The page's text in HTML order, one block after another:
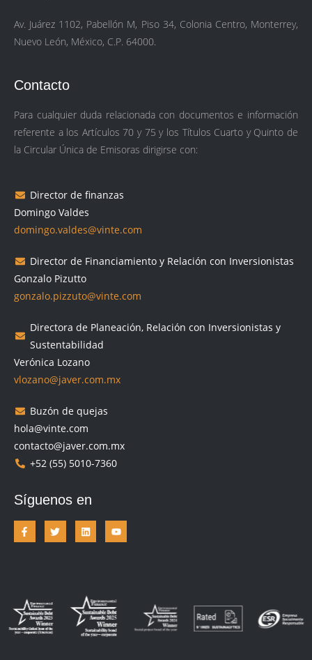
Av. Juárez 1102, Pabellón M, Piso 34, Colonia Centro, Monterrey,
Nuevo León, México, C.P. 64000.
Contacto
Para cualquier duda relacionada con documentos e información
referente a los Artículos 70 y 75 y los Títulos Cuarto y Quinto de
la Circular Única de Emisoras dirigirse con:
Director de finanzas
Domingo Valdes
domingo.valdes@vinte.com
Director de Financiamiento y Relación con Inversionistas
Gonzalo Pizutto
gonzalo.pizzuto@vinte.com
Directora de Planeación, Relación con Inversionistas y
Sustentabilidad
Verónica Lozano
vlozano@javer.com.mx
Buzón de quejas
hola@vinte.com
contacto@javer.com.mx
+52 (55) 5010-7360
Síguenos en